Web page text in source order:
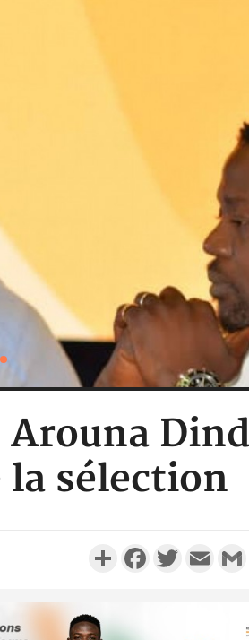
la sélection
PartagerFacebookTwitterEmail